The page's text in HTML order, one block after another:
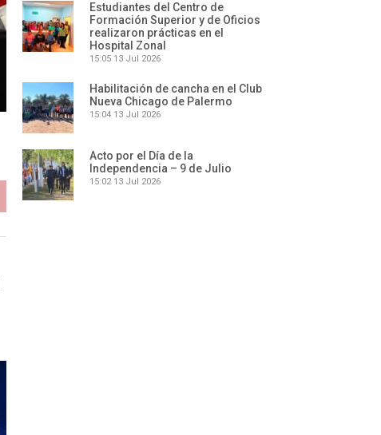
Estudiantes del Centro de
Formación Superior y de Oficios
realizaron prácticas en el
Hospital Zonal
15:05 13 Jul 2026
Habilitación de cancha en el Club
Nueva Chicago de Palermo
15:04 13 Jul 2026
Acto por el Día de la
Independencia – 9 de Julio
15:02 13 Jul 2026